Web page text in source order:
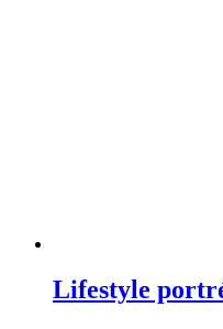
Lifestyle